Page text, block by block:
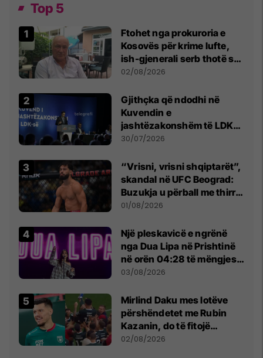
Top 5
Ftohet nga prokuroria e
Kosovës për krime lufte,
ish-gjenerali serb thotë se
dikush e tradhtoi në
02/08/2026
Gjithçka që ndodhi në
Kuvendin e
jashtëzakonshëm të LDK-
së
30/07/2026
“Vrisni, vrisni shqiptarët”,
skandal në UFC Beograd:
Buzukja u përball me thirrje
anti-shqiptare nga
01/08/2026
Një pleskavicë e ngrënë
nga Dua Lipa në Prishtinë
në orën 04:28 të mëngjesit
- dhe bota digjitale serbe
03/08/2026
Mirlind Daku mes lotëve
përshëndetet me Rubin
Kazanin, do të fitojë
miliona te Spartak Moska
02/08/2026